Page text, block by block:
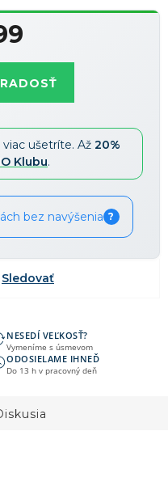
ušetríte. Až 20%
Klubu.
bez navýšenia ?
NESEDÍ VEĽKOSŤ?
Vymeníme s úsmevom
ODOSIELAME IHNEĎ
Do 13 h v pracovný deň